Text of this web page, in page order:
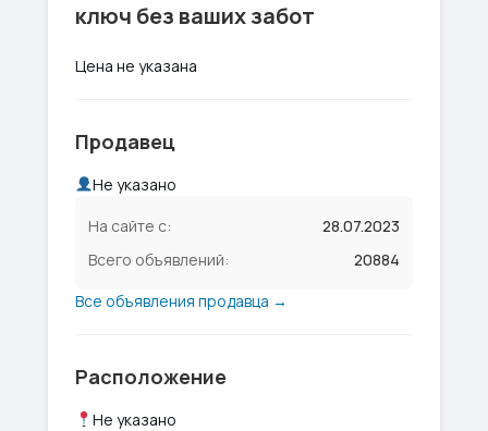
ключ без ваших забот
Цена не указана
Продавец
Не указано
На сайте с:
28.07.2023
Всего объявлений:
20884
Все объявления продавца →
Расположение
Не указано